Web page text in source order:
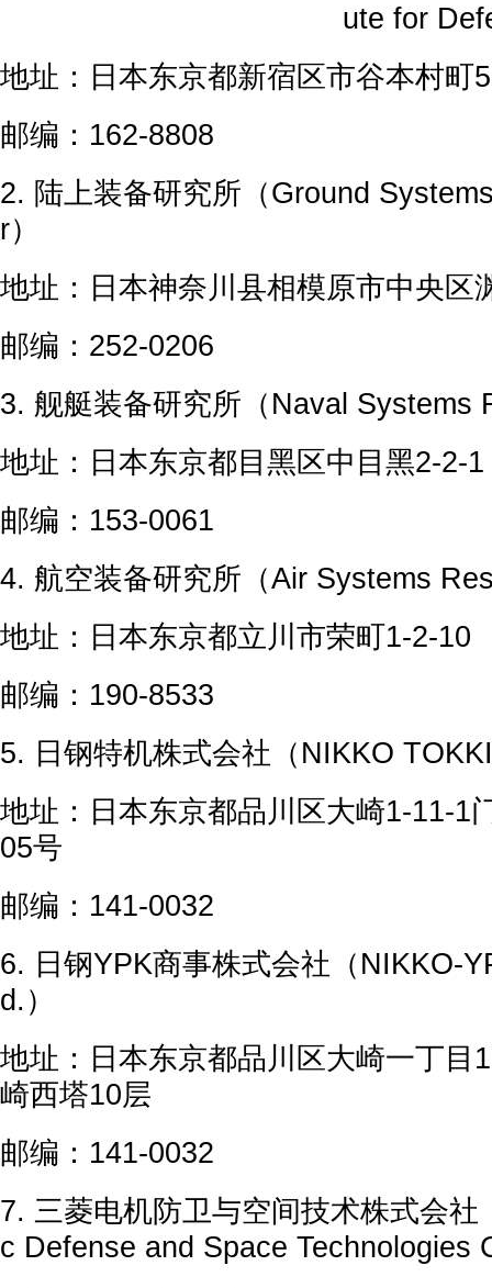
ute for
地址：日本东京都新宿区市谷本村町
邮编：162-8808
2. 陆上装备研究所（Ground
r）
地址：日本神奈川县相模原市中央区
邮编：252-0206
3. 舰艇装备研究所（Naval Systems
地址：日本东京都目黑区中目黑2-2-1
邮编：153-0061
4. 航空装备研究所（Air Systems
地址：日本东京都立川市荣町1-2-10
邮编：190-8533
5. 日钢特机株式会社（NIKKO
地址：日本东京都品川区大崎1-11-1
05号
邮编：141-0032
6. 日钢YPK商事株式会社（NIKKO-
d.）
地址：日本东京都品川区大崎一丁目
崎西塔10层
邮编：141-0032
7. 三菱电机防卫与空间技术株式会
c Defense and Space Technologies